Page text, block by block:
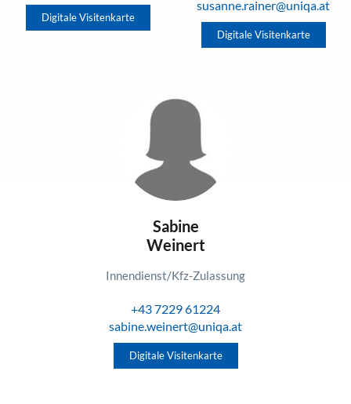
Digitale Visitenkarte
susanne.rainer@uniqa.at
Digitale Visitenkarte
Sabine
Weinert
Innendienst/Kfz-Zulassung
+43 7229 61224
sabine.weinert@uniqa.at
Digitale Visitenkarte